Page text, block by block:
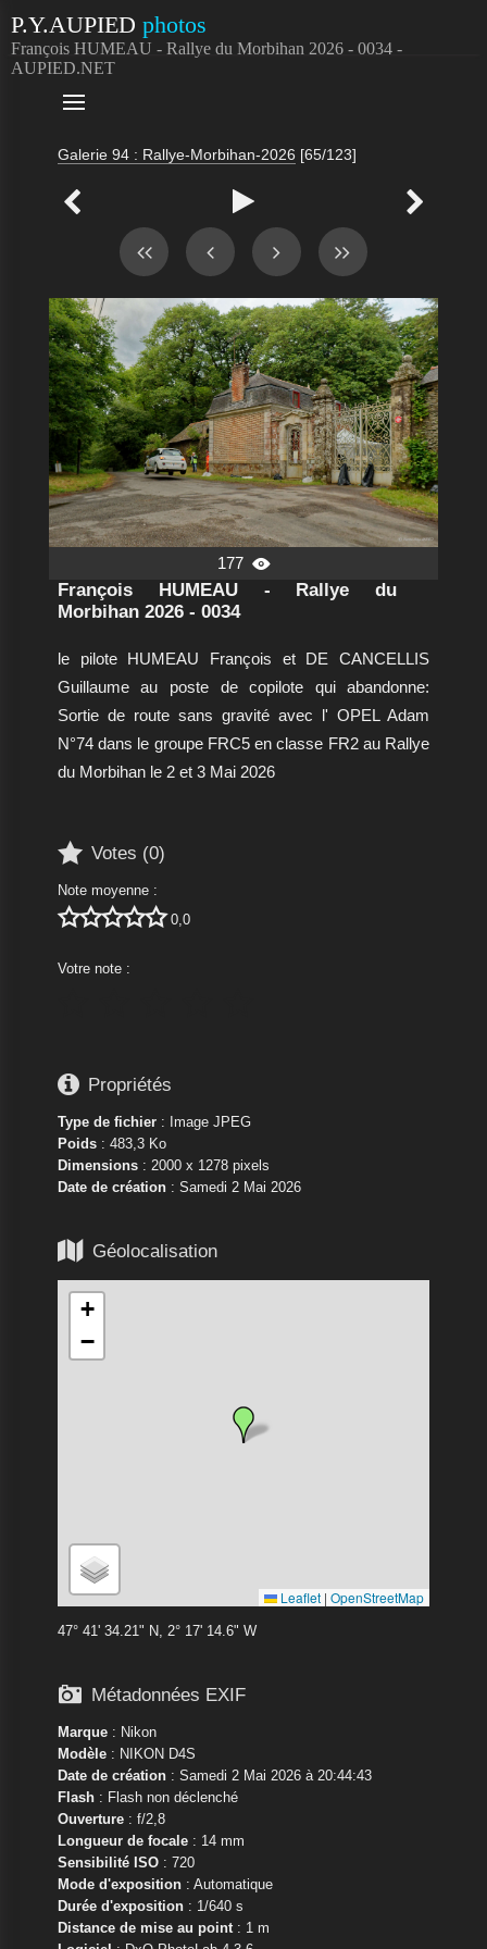
P.Y.AUPIED photos
François HUMEAU - Rallye du Morbihan 2026 - 0034 -
AUPIED.NET

Galerie 94 : Rallye-Morbihan-2026 [65/123]
  
177 
François HUMEAU - Rallye du
Morbihan 2026 - 0034
le pilote HUMEAU François et DE CANCELLIS
Guillaume au poste de copilote qui abandonne:
Sortie de route sans gravité avec l' OPEL Adam
N°74 dans le groupe FRC5 en classe FR2 au Rallye
du Morbihan le 2 et 3 Mai 2026
 Votes (0)
Note moyenne :
 0,0
Votre note :
 Propriétés
Type de fichier: Image JPEG
Poids: 483,3 Ko
Dimensions: 2000 x 1278 pixels
Date de création: Samedi 2 Mai 2026
 Géolocalisation
+
−
Leaflet | OpenStreetMap
47° 41' 34.21" N, 2° 17' 14.6" W
 Métadonnées EXIF
Marque: Nikon
Modèle: NIKON D4S
Date de création: Samedi 2 Mai 2026 à 20:44:43
Flash: Flash non déclenché
Ouverture: f/2,8
Longueur de focale: 14 mm
Sensibilité ISO: 720
Mode d'exposition: Automatique
Durée d'exposition: 1/640 s
Distance de mise au point: 1 m